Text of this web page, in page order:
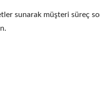
sunarak müşteri süreç